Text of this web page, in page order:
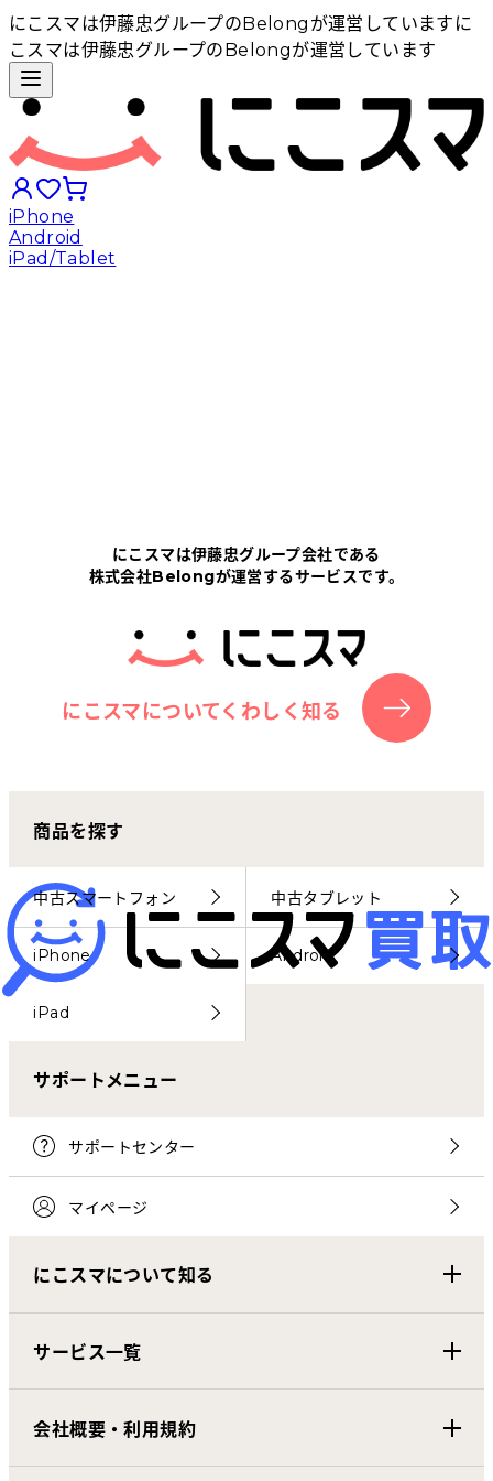
にこスマは伊藤忠グループのBelongが運営しています に
こスマは伊藤忠グループのBelongが運営しています
iPhone
Android
iPad/Tablet
にこスマについて
サポートセンター
お客さまの声
にこスマ通信
マイページ
にこスマは伊藤忠グループ会社である
株式会社Belongが運営するサービスです。
にこスマについてくわしく知る
商品を探す
中古スマートフォン 中古タブレット
iPhone Android
iPad
サポートメニュー
サポートセンター
マイページ
にこスマについて知る
サービス一覧
会社概要・利用規約